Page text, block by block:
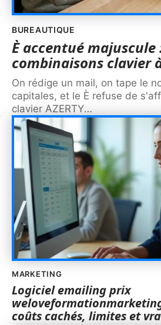
BUREAUTIQUE
È accentué
combinaisons clavier
On rédige un mail, on tape le
capitales, et le È refuse de
clavier AZERTY…
MARKETING
Logiciel emailing prix
coûts cachés, limites et